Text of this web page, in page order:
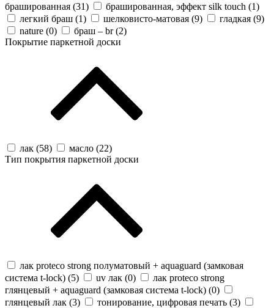
брашированная (31) брашированная, эффект silk touch (1)
легкий браш (1) шелковисто-матовая (9) гладкая (9)
nature (0) браш – br (2)
Покрытие паркетной доски
лак (58) масло (22)
Тип покрытия паркетной доски
лак proteco strong полуматовый + aquaguard (замковая
система t-lock) (5) uv лак (0)
лак proteco strong
глянцевый + aquaguard (замковая система t-lock) (0)
глянцевый лак (3) тонирование, цифровая печать (3)